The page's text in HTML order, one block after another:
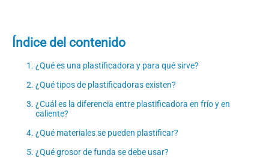
Índice del contenido
¿Qué es una plastificadora y para qué sirve?
¿Qué tipos de plastificadoras existen?
¿Cuál es la diferencia entre plastificadora en frío y en
caliente?
¿Qué materiales se pueden plastificar?
¿Qué grosor de funda se debe usar?